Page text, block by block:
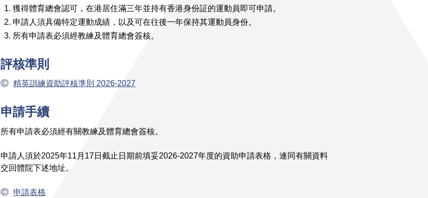
獲得體育總會認可，在港居住滿三年並持有香港身份証的運動員即可申請。
申請人須具備特定運動成績，以及可在往後一年保持其運動員身份。
所有申請表必須經教練及體育總會簽核。
評核準則
精英訓練資助評核準則 2026-2027
申請手續
所有申請表必須經有關教練及體育總會簽核。
申請人須於2025年11月17日截止日期前填妥2026-2027年度的資助申請表格，連同有關資料
交回體院下述地址。
申請表格